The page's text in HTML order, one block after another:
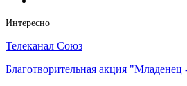
Интересно
Телеканал Союз
Благотворительная акция "Младенец